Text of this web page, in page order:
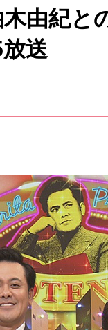
由紀と
送